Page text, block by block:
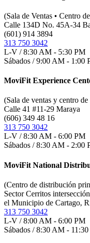
(Sala de Ventas • Centro
Calle 134D No. 45A-34
(601) 914 3894
313 750 3042
L-V / 8:30 AM - 5:30 PM
Sábados / 9:00 AM - 1:00
MoviFit Experience
(Sala de ventas y centro
Calle 41 #11-29 Maraya
(606) 349 48 16
313 750 3042
L-V / 8:30 AM - 6:00 PM
Sábados / 8:30 AM - 2:00
MoviFit National
(Centro de distribución
Sector Cerritos
el Municipio de Cartago,
313 750 3042
L-V / 8:00 AM - 6:00 PM
Sábados / 8:30 AM -